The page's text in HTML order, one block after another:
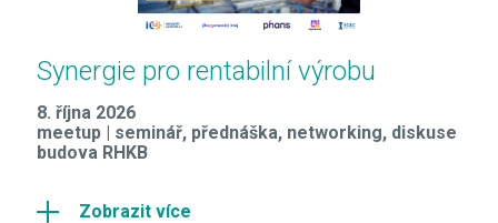
Synergie pro rentabilní výrobu
8. října 2026
meetup | seminář, přednáška, networking, diskuse
budova RHKB
Zobrazit více